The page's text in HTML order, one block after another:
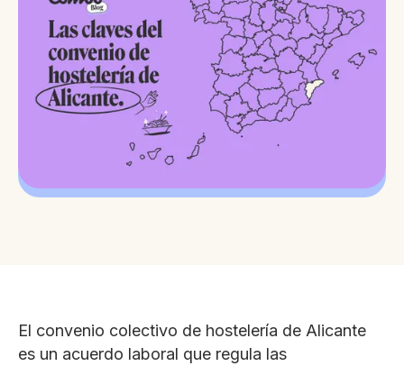
El convenio colectivo de hostelería de Alicante
es un acuerdo laboral que regula las